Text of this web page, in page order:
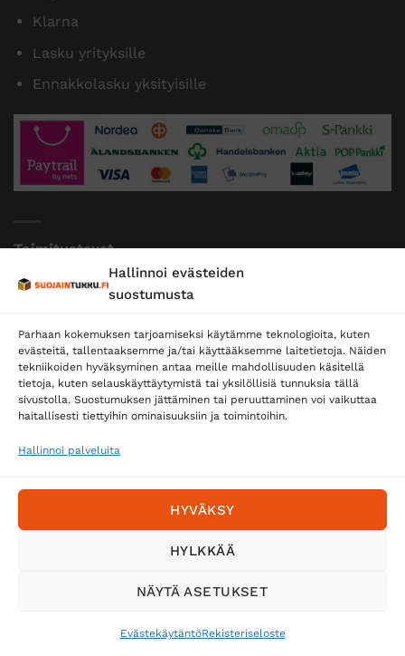
Hallinnoi evästeiden
suostumusta
Parhaan kokemuksen tarjoamiseksi käytämme teknologioita, kuten
evästeitä, tallentaaksemme ja/tai käyttääksemme laitetietoja. Näiden
tekniikoiden hyväksyminen antaa meille mahdollisuuden käsitellä
tietoja, kuten selauskäyttäytymistä tai yksilöllisiä tunnuksia tällä
sivustolla. Suostumuksen jättäminen tai peruuttaminen voi vaikuttaa
haitallisesti tiettyihin ominaisuuksiin ja toimintoihin.
Hallinnoi palveluita
HYVÄKSY
HYLKKÄÄ
NÄYTÄ ASETUKSET
EvästekäytäntöRekisteriseloste
Klarna
Lasku yrityksille
Ennakkolasku yksityisille
Toimitustavat
Posti
Postnord
Tilaa uutiskirje ja saat erikoisalennuksia